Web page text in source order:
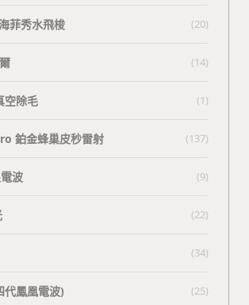
菲秀水飛梭 (20)
(14)
除毛 (1)
鉑金蜂巢皮秒雷射 (137)
波 (9)
(22)
(34)
代鳳凰電波) (25)